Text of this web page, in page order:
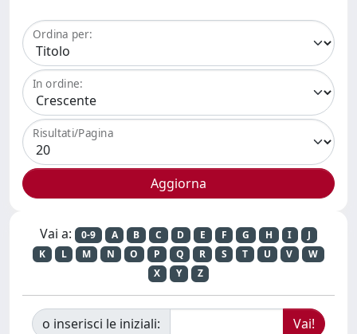
Ordina per:
In ordine:
Risultati/Pagina
Vai a: 0-9 A B C D E F G H I
J
K
L M N O P Q R S T U V
W
X
Y Z
o inserisci le iniziali: